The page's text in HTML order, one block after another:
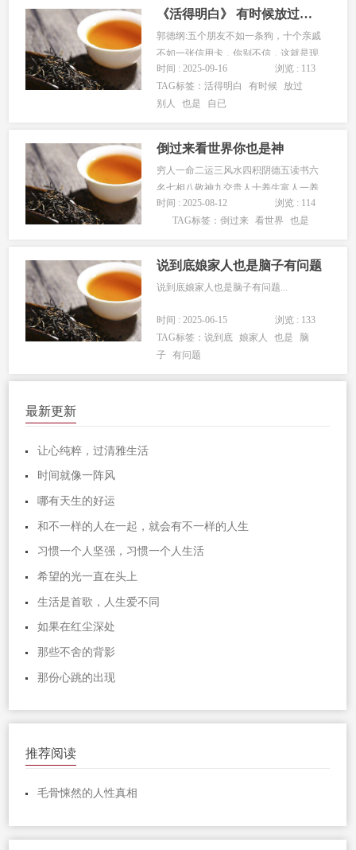
会蜂拥而上郭德纲:不用对低层次...
《活得明白》 有时候放过别人也是放过自已
郭德纲:五个朋友不如一条狗，十个亲戚
不如一张信用卡，你别不信，这就是现
实。郭德纲:少和妈妈说难过的事，她帮
不上忙，还会睡不着觉。郭德纲:永远记
住，和你翻过脸的人，永远不可能再成
马瘦毛长没人骑，人穷说话没人...
时间 : 2025-09-16
浏览 : 113
TAG标签：活得明白 有时候
放过
别人
也是 自已
倒过来看世界你也是神
穷人一命二运三风水四积阴德五读书六
名七相八敬神九交贵人十养生富人一养
生(养成好习惯)二交贵人(高人指点)三敬
神(尊重宇宙规律四相(注意形象)五名(有
事)八風水(風水加持)九运(运气改变)十
命(命运改变)...
时间 : 2025-08-12
浏览 : 114
TAG标签：倒过来 看世界 也是
说到底娘家人也是脑子有问题
说到底娘家人也是脑子有问题...
时间 : 2025-06-15
浏览 : 133
TAG标签：说到底 娘家人 也是
脑
子 有问题
最新更新
让心纯粹，过清雅生活
时间就像一阵风
哪有天生的好运
和不一样的人在一起，就会有不一样的人生
习惯一个人坚强，习惯一个人生活
希望的光一直在头上
生活是首歌，人生爱不同
如果在红尘深处
那些不舍的背影
那份心跳的出现
推荐阅读
毛骨悚然的人性真相